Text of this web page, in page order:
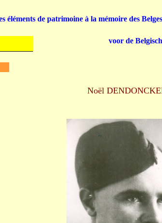
Noël
éléments de patrimoine à la mémoire des
voor de